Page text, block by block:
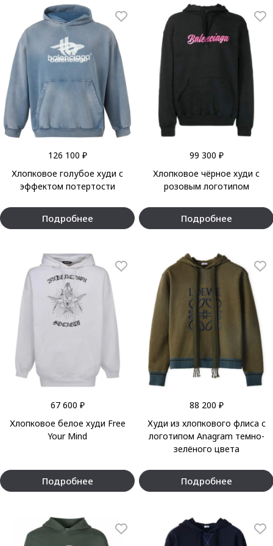
126 100 ₽
Хлопковое голубое худи с
эффектом потертости
Подробнее
99 300 ₽
Хлопковое чёрное худи с
розовым логотипом
Подробнее
67 600 ₽
Хлопковое белое худи Free
Your Mind
Подробнее
88 200 ₽
Худи из хлопкового флиса с
логотипом Anagram темно-
зелёного цвета
Подробнее